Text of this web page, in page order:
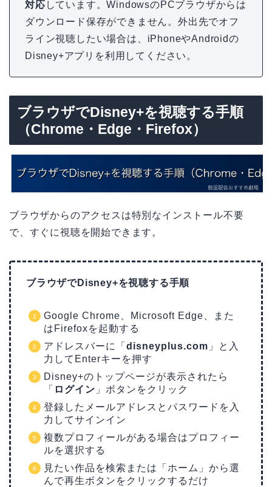
対応 しています。WindowsのPCブラウザからは
ダウンロード保存ができません。外出先でオフ
ライン視聴したい場合は、iPhoneやAndroidの
Disney+アプリを利用してください。
ブラウザでDisney+を視聴する手順
（Chrome・Edge・Firefox）
ブラウザからのアクセスは特別なインストール不要
で、すぐに視聴を開始できます。
ブラウザでDisney+を視聴する手順
Google Chrome、Microsoft Edge、また
はFirefoxを起動する
アドレスバーに「 disneyplus.com 」と入
力してEnterキーを押す
Disney+のトップページが表示されたら
「 ログイン 」ボタンをクリック
登録したメールアドレスとパスワードを入
力してサインイン
複数プロフィールがある場合はプロフィー
ルを選択する
見たい作品を検索または「ホーム」から選
んで再生ボタンをクリックするだけ